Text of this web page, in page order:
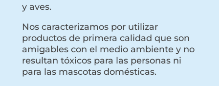
y aves.
Nos caracterizamos por utilizar
productos de primera calidad que son
amigables con el medio ambiente y no
resultan tóxicos para las personas ni
para las mascotas domésticas.